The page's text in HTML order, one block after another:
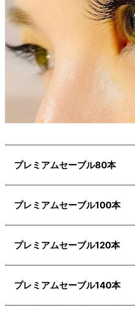
プレミアムセーブル80本
プレミアムセーブル100本
プレミアムセーブル120本
プレミアムセーブル140本